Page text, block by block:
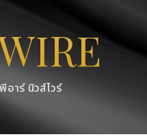
อาร์ นิวส์ไวร์